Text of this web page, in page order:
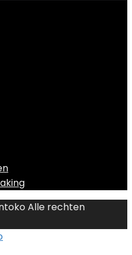
Alle rechten